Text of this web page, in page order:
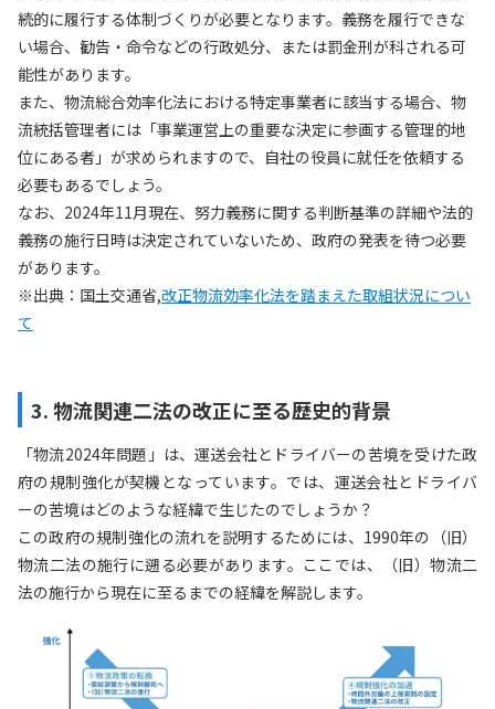
続的に履行する体制づくりが必要となります。義務を履行できな
い場合、勧告・命令などの行政処分、または罰金刑が科される可
能性があります。
また、物流総合効率化法における特定事業者に該当する場合、物
流統括管理者には「事業運営上の重要な決定に参画する管理的地
位にある者」が求められますので、自社の役員に就任を依頼する
必要もあるでしょう。
なお、2024年11月現在、努力義務に関する判断基準の詳細や法的
義務の施行日時は決定されていないため、政府の発表を待つ必要
があります。
※出典：国土交通省,改正物流効率化法を踏まえた取組状況につい
て
3. 物流関連二法の改正に至る歴史的背景
「物流2024年問題」は、運送会社とドライバーの苦境を受けた政
府の規制強化が契機となっています。では、運送会社とドライバ
ーの苦境はどのような経緯で生じたのでしょうか？
この政府の規制強化の流れを説明するためには、1990年の（旧）
物流二法の施行に遡る必要があります。ここでは、（旧）物流二
法の施行から現在に至るまでの経緯を解説します。